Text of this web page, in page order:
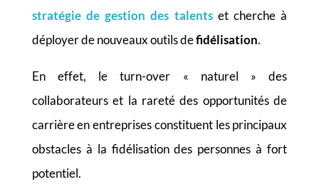
stratégie de gestion des talents et cherche à
déployer de nouveaux outils defidélisation.
En effet, le turn-over « naturel » des
collaborateurs et la rareté des opportunités de
carrière en entreprises constituent les principaux
obstacles à la fidélisation des personnes à fort
potentiel.